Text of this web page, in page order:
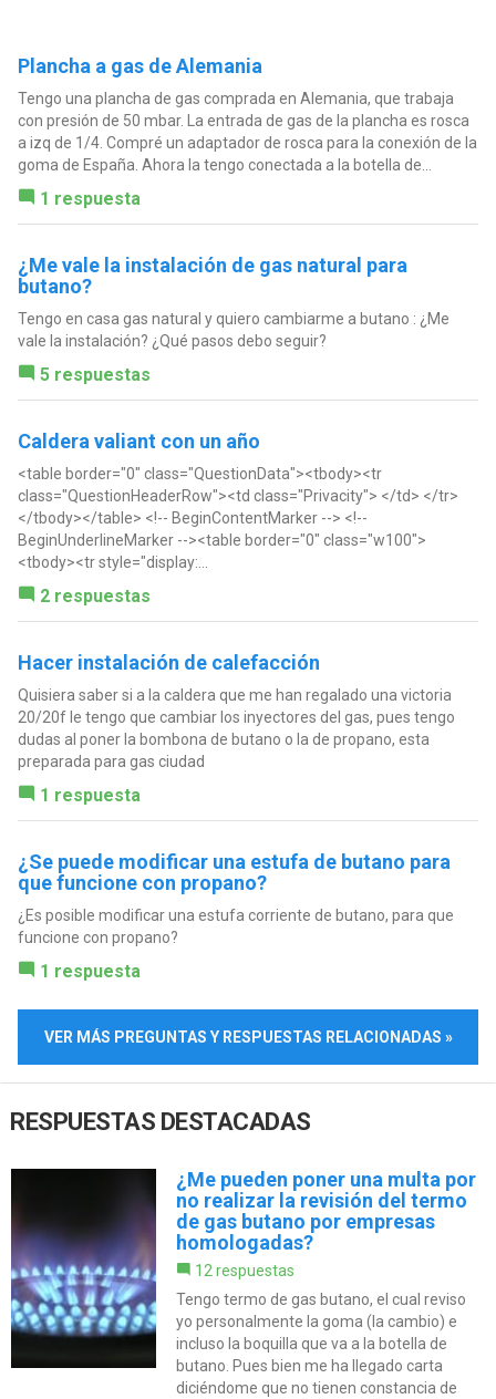
Plancha a gas de Alemania
Tengo una plancha de gas comprada en Alemania, que trabaja
con presión de 50 mbar. La entrada de gas de la plancha es rosca
a izq de 1/4. Compré un adaptador de rosca para la conexión de la
goma de España. Ahora la tengo conectada a la botella de...
1 respuesta
¿Me vale la instalación de gas natural para
butano?
Tengo en casa gas natural y quiero cambiarme a butano : ¿Me
vale la instalación? ¿Qué pasos debo seguir?
5 respuestas
Caldera valiant con un año
<table border="0" class="QuestionData"><tbody><tr
class="QuestionHeaderRow"><td class="Privacity"> </td> </tr>
</tbody></table> <!-- BeginContentMarker --> <!--
BeginUnderlineMarker --><table border="0" class="w100">
<tbody><tr style="display:...
2 respuestas
Hacer instalación de calefacción
Quisiera saber si a la caldera que me han regalado una victoria
20/20f le tengo que cambiar los inyectores del gas, pues tengo
dudas al poner la bombona de butano o la de propano, esta
preparada para gas ciudad
1 respuesta
¿Se puede modificar una estufa de butano para
que funcione con propano?
¿Es posible modificar una estufa corriente de butano, para que
funcione con propano?
1 respuesta
VER MÁS PREGUNTAS Y RESPUESTAS RELACIONADAS »
RESPUESTAS DESTACADAS
¿Me pueden poner una multa por
no realizar la revisión del termo
de gas butano por empresas
homologadas?
12 respuestas
Tengo termo de gas butano, el cual reviso
yo personalmente la goma (la cambio) e
incluso la boquilla que va a la botella de
butano. Pues bien me ha llegado carta
diciéndome que no tienen constancia de